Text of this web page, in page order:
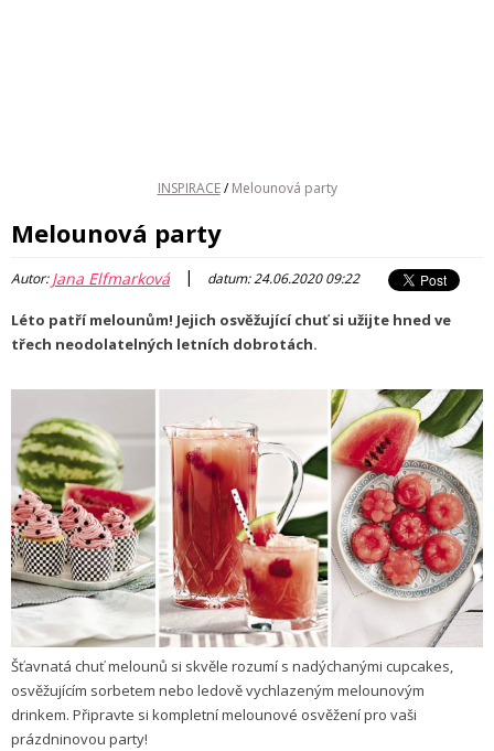
INSPIRACE / Melounová party
Melounová party
Autor:Jana Elfmarková | datum: 24.06.2020 09:22
Léto patří melounům! Jejich osvěžující chuť si užijte hned ve
třech neodolatelných letních dobrotách.
Šťavnatá chuť melounů si skvěle rozumí s nadýchanými cupcakes,
osvěžujícím sorbetem nebo ledově vychlazeným melounovým
drinkem. Připravte si kompletní melounové osvěžení pro vaši
prázdninovou party!